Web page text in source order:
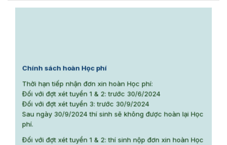
Chính sách hoàn Học phí
Thời hạn tiếp nhận đơn xin hoàn Học phí:
Đối với đợt xét tuyển 1 & 2: trước 30/6/2024
Đối với đợt xét tuyển 3: trước 30/9/2024
Sau ngày 30/9/2024 thí sinh sẽ không được hoàn lại Học
phí.
Đối với đợt xét tuyển 1 & 2: thí sinh nộp đơn xin hoàn Học